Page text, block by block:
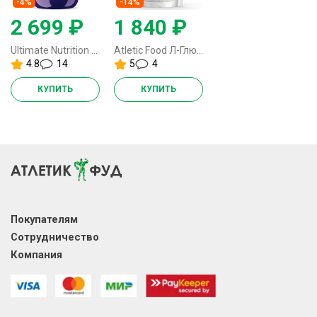
-4%
2 699 ₽
4.8
14
КУПИТЬ
-14%
1 840 ₽
5
4
КУПИТЬ
Покупателям
Сотрудничество
Компания